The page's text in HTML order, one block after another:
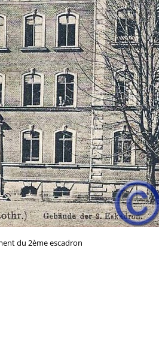
du 2ème escadron